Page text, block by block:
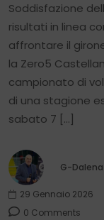
Soddisfazione
risultati in linea
affrontare il
la Zero5
campionato di
di una stagione
sabato 7 […]
G-Dalena
29 Gennaio 2026
0 Comments